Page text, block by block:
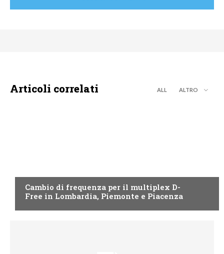
Articoli correlati ALL ALTRO
Cambio di frequenza per il multiplex D-
Free in Lombardia, Piemonte e Piacenza